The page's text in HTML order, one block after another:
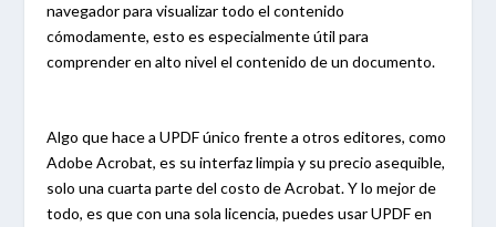
navegador para visualizar todo el contenido
cómodamente, esto es especialmente útil para
comprender en alto nivel el contenido de un documento.
Algo que hace a UPDF único frente a otros editores, como
Adobe Acrobat, es su interfaz limpia y su precio asequible,
solo una cuarta parte del costo de Acrobat. Y lo mejor de
todo, es que con una sola licencia, puedes usar UPDF en